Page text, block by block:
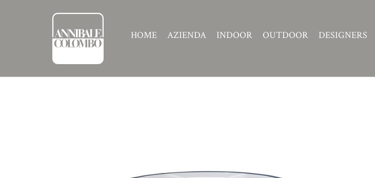
HOME AZIENDA INDOOR OUTDOOR DESIGNERS